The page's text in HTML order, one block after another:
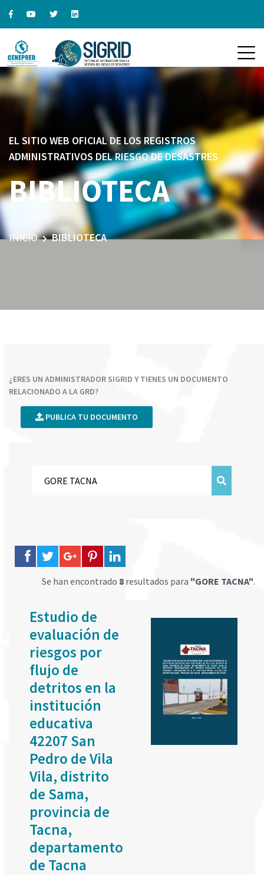
EL SITIO WEB OFICIAL DE LOS REGISTROS
ADMINISTRATIVOS DEL RIESGO DE DESASTRES
BIBLIOTECA
INICIO BIBLIOTECA
¿ERES UN ADMINISTRADOR SIGRID Y TIENES UN DOCUMENTO
RELACIONADO A LA GRD?
PUBLICA TU DOCUMENTO
Se han encontrado 8 resultados para "GORE TACNA".
Estudio de
evaluación de
riesgos por
flujo de
detritos en la
institución
educativa
42207 San
Pedro de Vila
Vila, distrito
de Sama,
provincia de
Tacna,
departamento
de Tacna